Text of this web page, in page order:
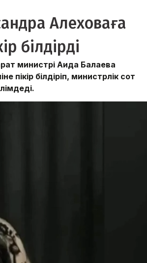
Алеховаға
білдірді
министрі Аида Балаева
білдіріп, министрлік сот